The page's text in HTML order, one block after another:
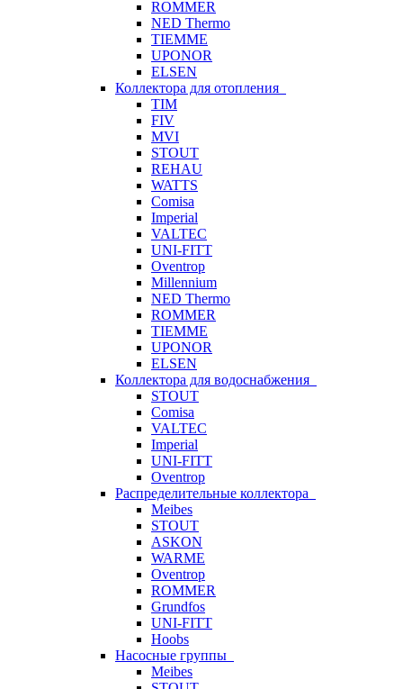
ROMMER
NED Thermo
TIEMME
UPONOR
ELSEN
Коллектора для отопления
TIM
FIV
MVI
STOUT
REHAU
WATTS
Comisa
Imperial
VALTEC
UNI-FITT
Oventrop
Millennium
NED Thermo
ROMMER
TIEMME
UPONOR
ELSEN
Коллектора для водоснабжения
STOUT
Comisa
VALTEC
Imperial
UNI-FITT
Oventrop
Распределительные коллектора
Meibes
STOUT
ASKON
WARME
Oventrop
ROMMER
Grundfos
UNI-FITT
Hoobs
Насосные группы
Meibes